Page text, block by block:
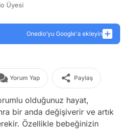
Üyesi
Onedio’yu Google'a ekleyin
Yorum Yap Paylaş
olduğunuz hayat,
bir anda değişiverir ve artık
Özellikle bebeğinizin